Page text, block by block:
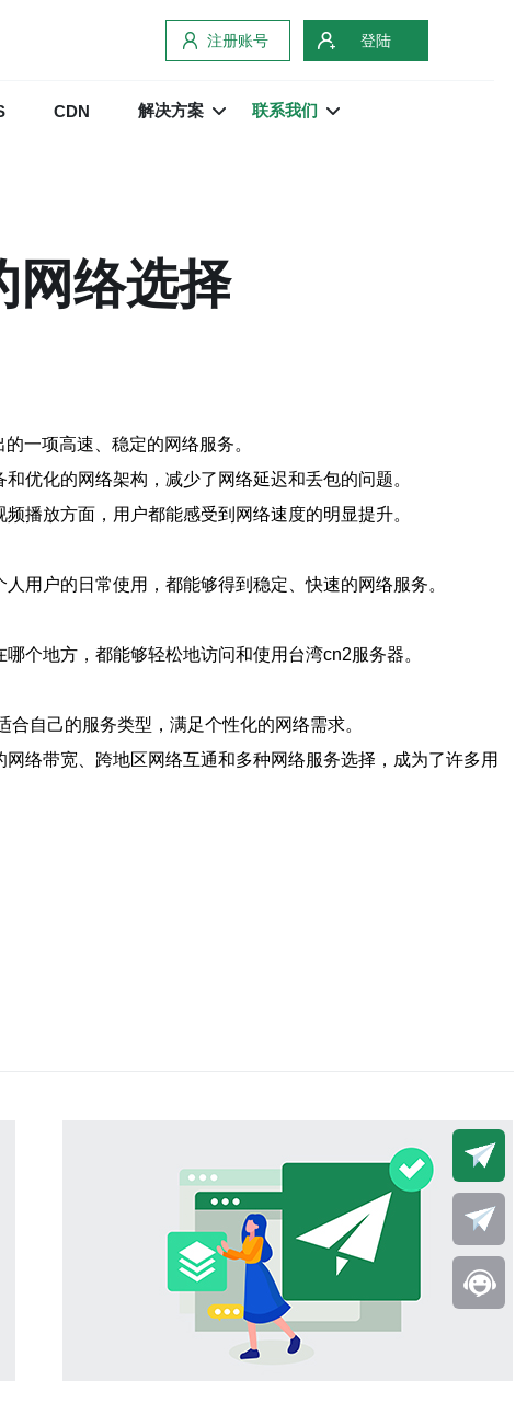
注册账号 登陆
CDN 解决方案 联系我们
网络选择
一项高速、稳定的网络服务。
优化的网络架构，减少了网络延迟和丢包的问题。
播放方面，用户都能感受到网络速度的明显提升。
用户的日常使用，都能够得到稳定、快速的网络服务。
个地方，都能够轻松地访问和使用台湾cn2服务器。
自己的服务类型，满足个性化的网络需求。
络带宽、跨地区网络互通和多种网络服务选择，成为了许多用